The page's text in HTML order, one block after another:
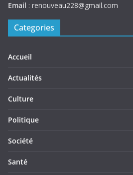
Email : renouveau228@gmail.com
Categories
Accueil
Actualités
Culture
Politique
Société
Santé